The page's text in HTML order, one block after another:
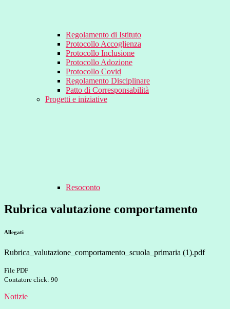
Regolamento di Istituto
Protocollo Accoglienza
Protocollo Inclusione
Protocollo Adozione
Protocollo Covid
Regolamento Disciplinare
Patto di Corresponsabilità
Progetti e iniziative
Resoconto
Rubrica valutazione comportamento
Allegati
Rubrica_valutazione_comportamento_scuola_primaria (1).pdf
File PDF
Contatore click: 90
Notizie